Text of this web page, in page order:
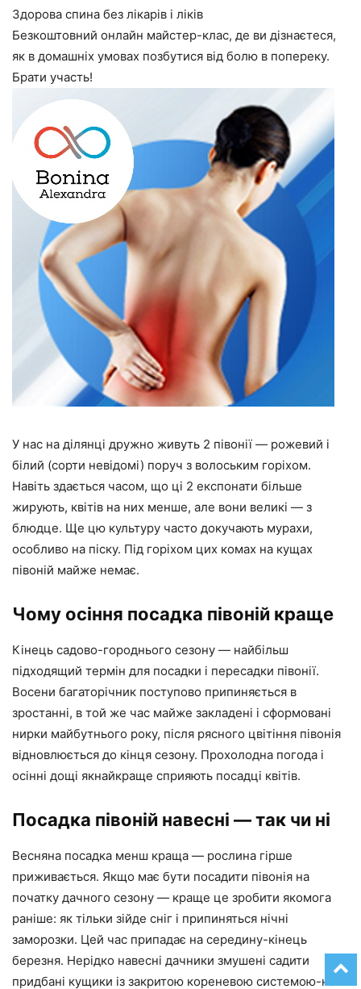
Здорова спина без лікарів і ліків
Безкоштовний онлайн майстер-клас, де ви дізнаєтеся,
як в домашніх умовах позбутися від болю в попереку.
Брати участь!
У нас на ділянці дружно живуть 2 півонії — рожевий і
білий (сорти невідомі) поруч з волоським горіхом.
Навіть здається часом, що ці 2 експонати більше
жирують, квітів на них менше, але вони великі — з
блюдце. Ще цю культуру часто докучають мурахи,
особливо на піску. Під горіхом цих комах на кущах
півоній майже немає.
Чому осіння посадка півоній краще
Кінець садово-городнього сезону — найбільш
підходящий термін для посадки і пересадки півонії.
Восени багаторічник поступово припиняється в
зростанні, в той же час майже закладені і сформовані
нирки майбутнього року, після рясного цвітіння півонія
відновлюється до кінця сезону. Прохолодна погода і
осінні дощі якнайкраще сприяють посадці квітів.
Посадка півоній навесні — так чи ні
Весняна посадка менш краща — рослина гірше
приживається. Якщо має бути посадити півонія на
початку дачного сезону — краще це зробити якомога
раніше: як тільки зійде сніг і припиняться нічні
заморозки. Цей час припадає на середину-кінець
березня. Нерідко навесні дачники змушені садити
придбані кущики із закритою кореневою системою-на